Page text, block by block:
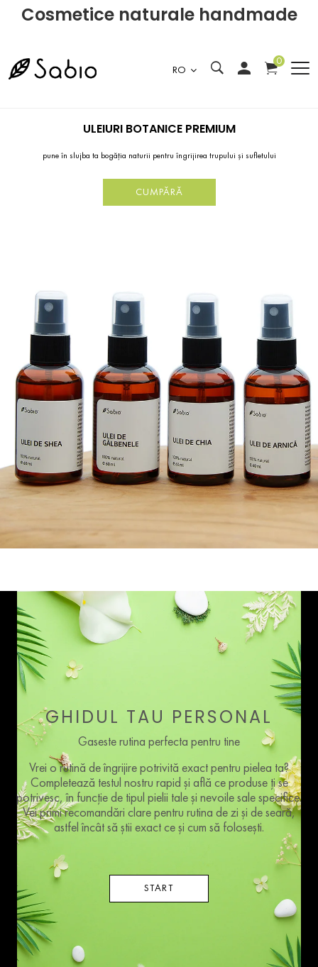
Cosmetice naturale handmade
RO
0
ULEIURI BOTANICE PREMIUM
pune în slujba ta bogăția naturii pentru îngrijirea trupului și sufletului
CUMPĂRĂ
GHIDUL TAU PERSONAL
Gaseste rutina perfecta pentru tine
Vrei o rutină de îngrijire potrivită exact pentru pielea ta?
Completează testul nostru rapid și află ce produse ți se
potrivesc, în funcție de tipul pielii tale și nevoile sale specifice.
Vei primi recomandări clare pentru rutina de zi și de seară,
astfel încât să știi exact ce și cum să folosești.
START